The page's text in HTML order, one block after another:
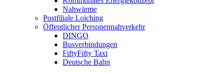
Nahwärme
Postfiliale Loiching
Öffentlicher Personennahverkehr
DINGO
Busverbindungen
FiftyFifty Taxi
Deutsche Bahn